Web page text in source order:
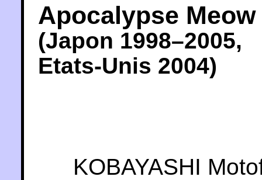
Apocalypse Meow
(Japon 1998–2005,
Etats-Unis 2004)
KOBAYASHI